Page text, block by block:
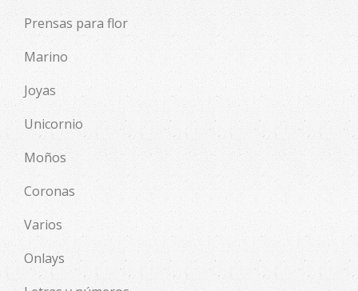
Prensas para flor
Marino
Joyas
Unicornio
Moños
Coronas
Varios
Onlays